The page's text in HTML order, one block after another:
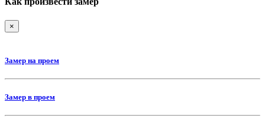
×
Замер на проем
Замер в проем